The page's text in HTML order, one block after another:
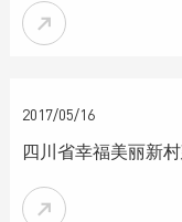

2017/05/16
四川省幸福美丽新
